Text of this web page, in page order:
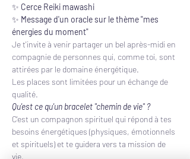
✨ Cerce Reiki mawashi
✨ Message d'un oracle sur le thème "mes
énergies du moment"
Je t'invite à venir partager un bel après-midi en
compagnie de personnes qui, comme toi, sont
attirées par le domaine énergétique.
Les places sont limitées pour un échange de
qualité.
Qu'est ce qu'un bracelet "chemin de vie" ?
C'est un compagnon spirituel qui répond à tes
besoins énergétiques (physiques, émotionnels
et spirituels) et te guidera vers ta mission de
vie.